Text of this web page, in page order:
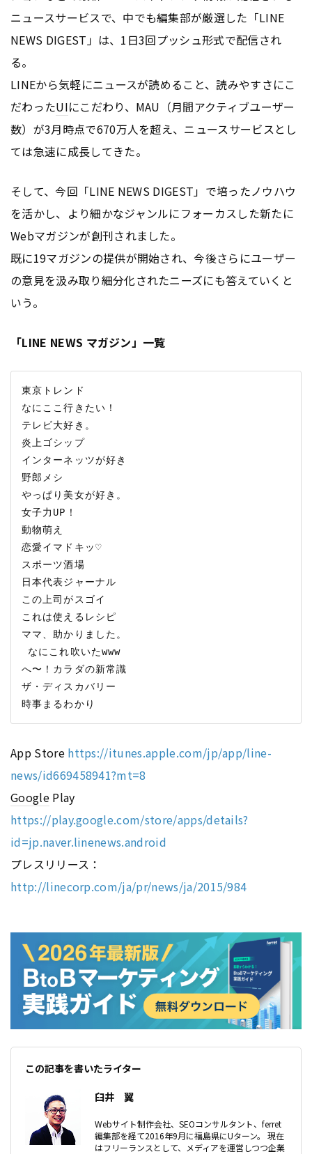
ニュースサービスで、中でも編集部が厳選した「LINE
NEWS DIGEST」は、1日3回プッシュ形式で配信され
る。
LINEから気軽にニュースが読めること、読みやすさにこ
だわったUIにこだわり、MAU（月間アクティブユーザー
数）が3月時点で670万人を超え、ニュースサービスとし
ては急速に成長してきた。
そして、今回「LINE NEWS DIGEST」で培ったノウハウ
を活かし、より細かなジャンルにフォーカスした新たに
Webマガジンが創刊されました。
既に19マガジンの提供が開始され、今後さらにユーザー
の意見を汲み取り細分化されたニーズにも答えていくと
いう。
「LINE NEWS マガジン」一覧
東京トレンド
なにここ行きたい！
テレビ大好き。
炎上ゴシップ
インターネッツが好き
野郎メシ
やっぱり美女が好き。
女子力UP！
動物萌え
恋愛イマドキッ♡
スポーツ酒場
日本代表ジャーナル
この上司がスゴイ
これは使えるレシピ
ママ、助かりました。
へ〜！カラダの新常識
ザ・ディスカバリー
App Store https://itunes.apple.com/jp/app/line-
news/id669458941?mt=8
GooglePlay
https://play.google.com/store/apps/details?
id=jp.naver.linenews.android
プレスリリース：
http://linecorp.com/ja/pr/news/ja/2015/984
この記事を書いたライター
臼井 翼
Webサイト制作会社、SEOコンサルタント、ferret
編集部を経て2016年9月に福島県にUターン。 現在
はフリーランスとして、メディアを運営しつつ企業